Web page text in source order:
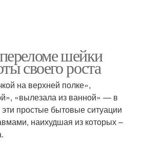
шейки
своего роста
на верхней полке»,
«вылезала из ванной» — в
простые бытовые ситуации
наихудшая из которых –